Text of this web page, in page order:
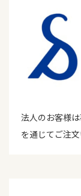
法人のお客様
を通じてご注文